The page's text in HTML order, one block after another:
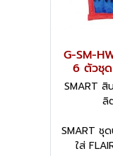
G-SM-
6 ตัวชุด
SMART สิ
ลิ
SMART ชุ
ใส่